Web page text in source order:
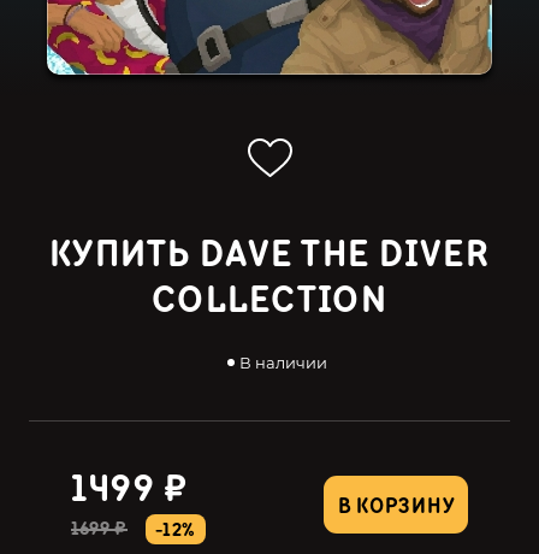
КУПИТЬ DAVE THE DIVER
COLLECTION
В наличии
В КОРЗИНУ
1499 ₽
1699 ₽ -12%